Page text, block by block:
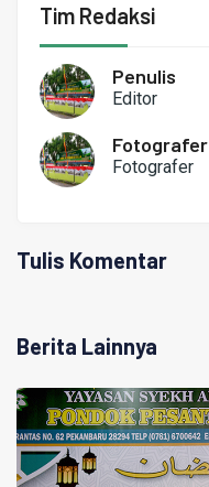
Tim Redaksi
Penulis
Editor
Fotografer
Fotografer
Tulis Komentar
Berita Lainnya